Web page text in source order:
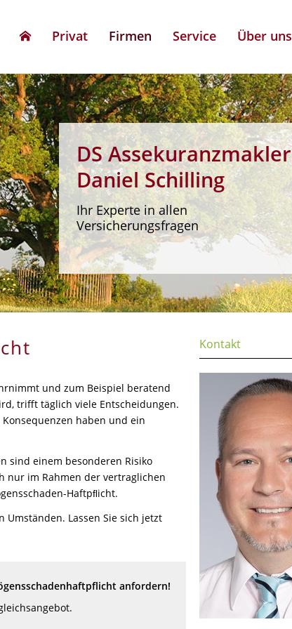
Privat Firmen Service Über uns
DS Assekuranzmakler
Daniel Schilling
Ihr Experte in allen
Versicherungsfragen
Kontakt
und zum Beispiel beratend
trifft täglich viele Entscheidungen.
haben und ein
sind einem besonderen Risiko
nur im Rahmen der vertraglichen
Haftpﬂicht.
Lassen Sie sich jetzt
anfordern!